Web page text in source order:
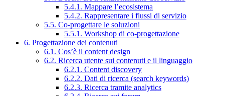
5.4.1. Mappare l’ecosistema
5.4.2. Rappresentare i flussi di servizio
5.5. Co-progettare le soluzioni
5.5.1. Workshop di co-progettazione
6. Progettazione dei contenuti
6.1. Cos’è il content design
6.2. Ricerca utente sui contenuti e il linguaggio
6.2.1. Content discovery
6.2.2. Dati di ricerca (search keywords)
6.2.3. Ricerca tramite analytics